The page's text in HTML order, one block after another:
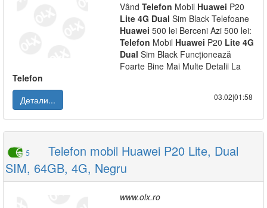
Vând Telefon Mobil Huawei P20
Lite 4G Dual Sim Black Telefoane
Huawei 500 lei Berceni Azi 500 lei:
Telefon Mobil Huawei P20 Lite 4G
Dual Sim Black Funcționează
Foarte Bine Mai Multe Detalii La
Telefon
Детали...
03.02|01:58
5
Telefon mobil Huawei P20 Lite, Dual
SIM, 64GB, 4G, Negru
www.olx.ro